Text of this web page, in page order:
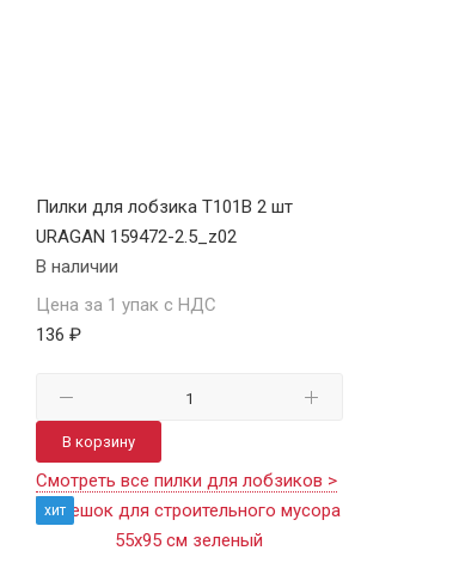
Пилки для лобзика T101B 2 шт
URAGAN 159472-2.5_z02
В наличии
Цена за 1 упак с НДС
136 ₽
В корзину
Смотреть все пилки для лобзиков >
хит